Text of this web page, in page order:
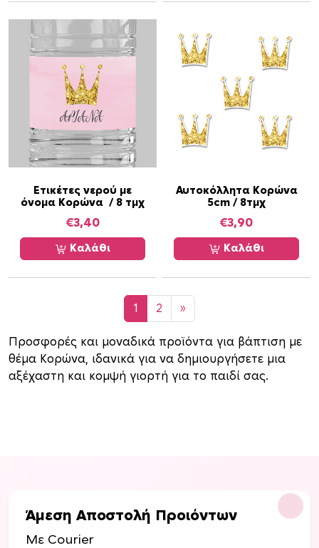
α
τ
ς
Ετικέτες νερού με
όνομα Κορώνα / 8 τμχ
€3,40
Καλάθι
Αυτοκόλλητα Κορώνα
5cm / 8τμχ
€3,90
Καλάθι
1 2 »
Προσφορές και μοναδικά προϊόντα για βάπτιση με
θέμα Κορώνα, ιδανικά για να δημιουργήσετε μια
αξέχαστη και κομψή γιορτή για το παιδί σας.
Άμεση Αποστολή Προιόντων
Με Courier